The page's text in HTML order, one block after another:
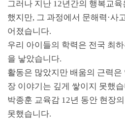
그러나 지난 12년간의 행복교
했지만, 그 과정에서 문해력 ·사
어졌습니다.
우리 아이들의 학력은 전국 최
을 낳았습니다.
활동은 많았지만 배움의 근력은
장 이야기는 깊게 쌓이지 못했
박종훈 교육감 12년 동안 현장
못했습니다.